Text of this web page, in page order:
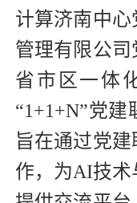
计算济南中
管理有限公
省市区一体
“1+1+N”党
旨在通过党
作，为AI技术